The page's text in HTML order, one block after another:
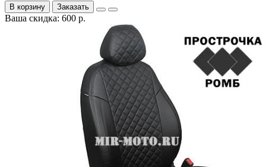
В корзину Заказать
Ваша скидка: 600 р.